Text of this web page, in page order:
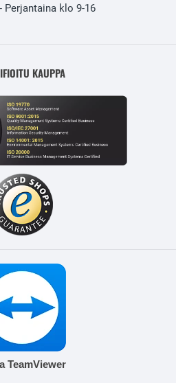
Perjantaina klo 9-16
KAUPPA
TeamViewer